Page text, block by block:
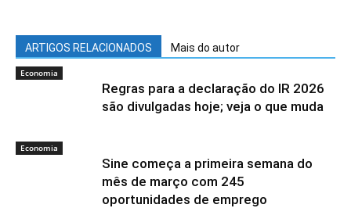
ARTIGOS RELACIONADOS Mais do autor
Economia
Regras para a declaração do IR 2026
são divulgadas hoje; veja o que muda
Economia
Sine começa a primeira semana do
mês de março com 245
oportunidades de emprego